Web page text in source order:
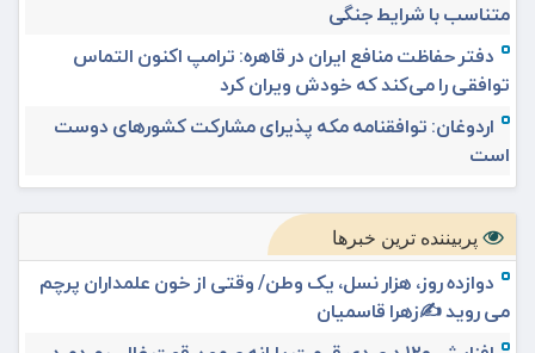
متناسب با شرایط جنگی
دفتر حفاظت منافع ایران در قاهره: ترامپ اکنون التماس
توافقی را می‌کند که خودش ویران کرد
اردوغان: توافقنامه مکه پذیرای مشارکت کشورهای دوست
است
پربیننده ترین خبرها
دوازده روز، هزار نسل، یک وطن/ وقتی از خون علمداران پرچم
می روید ✍️زهرا قاسمیان